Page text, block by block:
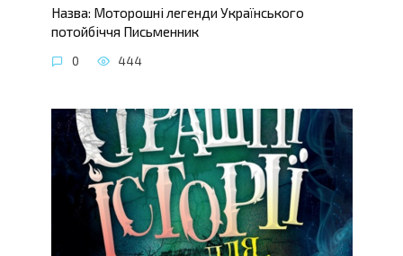
Назва: Моторошні легенди Українського
потойбіччя Письменник
0 444